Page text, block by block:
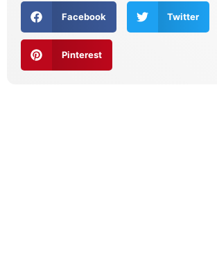
Facebook Twitter
Pinterest